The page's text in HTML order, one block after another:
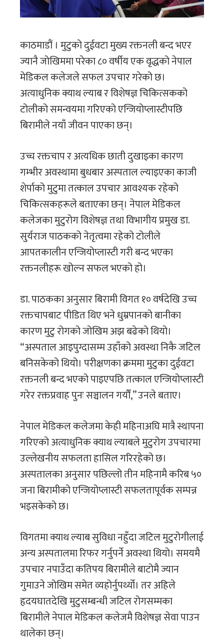
काठमाडौं । मुटुको दुईवटा मुख्य रक्तनली बन्द भएर
ज्यानै जोखिममा परेका ८० वर्षीय एक वृद्धको नेपाल
मेडिकल कलेजले सफल उपचार गरेको छ।
अत्याधुनिक क्याथ ल्याब र विशेषज्ञ चिकित्सकको
टोलीको समन्वयमा गरिएको एन्जियोप्लास्टीपछि
बिरामीले नयाँ जीवन पाएका छन्।
उच्च रक्तचाप र अत्यधिक छाती दुखाइका कारण
गम्भीर अवस्थामा बुधबार अस्पताल ल्याइएका काजी
शेर्पाको मुटुमा तत्काल उपचार आवश्यक रहेको
चिकित्सकहरूले बताएका छन्। नेपाल मेडिकल
कलेजका मुटुरोग विशेषज्ञ तथा विभागीय प्रमुख डा.
सुर्यराज पाठकको नेतृत्वमा रहेको टोलीले
आपतकालीन एन्जियोप्लास्टी गरी बन्द भएका
रक्तनलीहरू खोल्न सफल भएको हो।
डा. पाठकका अनुसार बिरामी विगत १० वर्षदेखि उच्च
रक्तचापबाट पीडित थिए भने धुम्रपानको बानीका
कारण मुटु रोगको जोखिम अझ बढेको थियो।
“अस्पताल आइपुग्दासम्म उहाँको अवस्था निकै जटिल
बनिसकेको थियो। परीक्षणका क्रममा मुटुका दुईवटा
रक्तनली बन्द भएको पाइएपछि तत्काल एन्जियोप्लास्टी
गरेर रक्तप्रवाह पुनः सञ्चालन गर्यौं,” उनले बताए।
नेपाल मेडिकल कलेजमा केही महिनाअघि मात्रै स्थापना
गरिएको अत्याधुनिक क्याथ ल्याबले मुटुरोग उपचारमा
उल्लेखनीय सफलता हासिल गरिरहेको छ।
अस्पतालका अनुसार पछिल्लो तीन महिनामै करिब ५०
जना बिरामीको एन्जियोप्लास्टी सफलतापूर्वक सम्पन्न
भइसकेको छ।
विगतमा क्याथ ल्याब सुविधा नहुँदा जटिल मुटुरोगीलाई
अन्य अस्पतालमा रिफर गर्नुपर्ने अवस्था थियो। समयमै
उपचार नपाउँदा कतिपय बिरामीले बाटोमै ज्यान
गुमाउने जोखिम समेत व्यहोर्नुपर्थ्यो। तर अहिले
हृदयघातदेखि मुटुसम्बन्धी जटिल रोगसम्मका
बिरामीले नेपाल मेडिकल कलेजमै विशेषज्ञ सेवा पाउन
थालेका छन्।